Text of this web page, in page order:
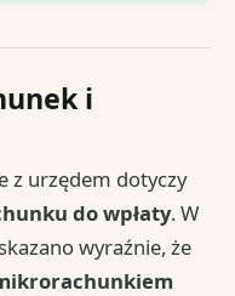
i
z urzędem dotyczy
do wpłaty. W
wyraźnie, że